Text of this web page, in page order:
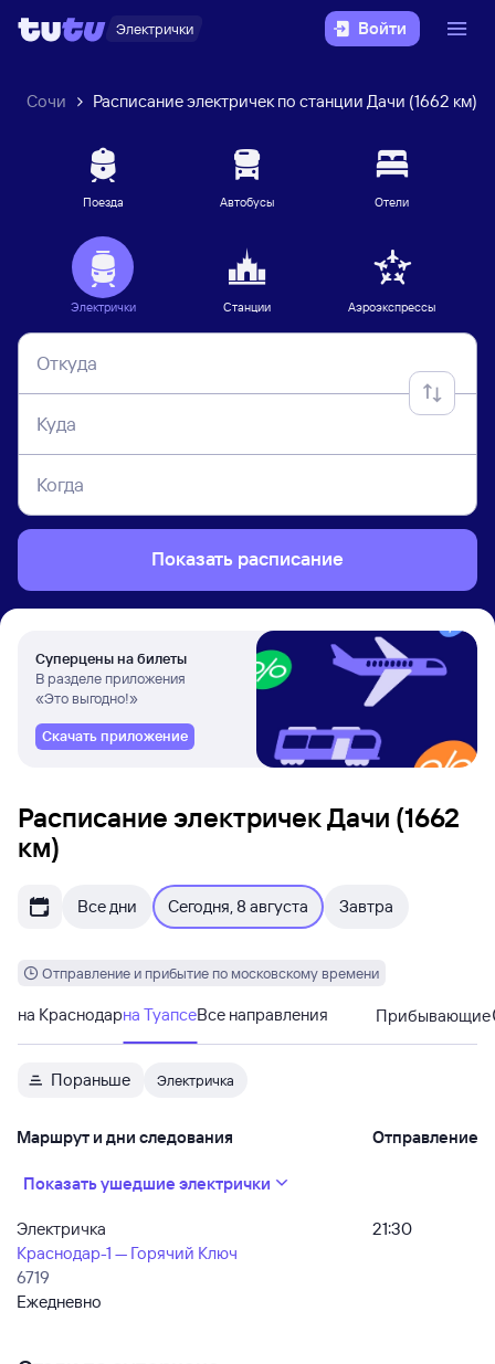
Электрички Войти
Сочи Расписание электричек по станции Дачи (1662 км)
Поезда Автобусы Отели
Электрички Станции Аэроэкспрессы
Откуда
Куда
Когда
Показать расписание
Суперцены на билеты
В разделе приложения
«Это выгодно!»
Скачать приложение
Расписание электричек Дачи (1662
км)
Все дни Сегодня, 8 августа Завтра
Отправление и прибытие по московскому времени
на Краснодарна ТуапсеВсе направления Прибывающие
Пораньше Электричка
Маршрут и дни следования Отправление
Показать ушедшие электрички
Электричка
Краснодар-1 — Горячий Ключ
6719
Ежедневно
21:30